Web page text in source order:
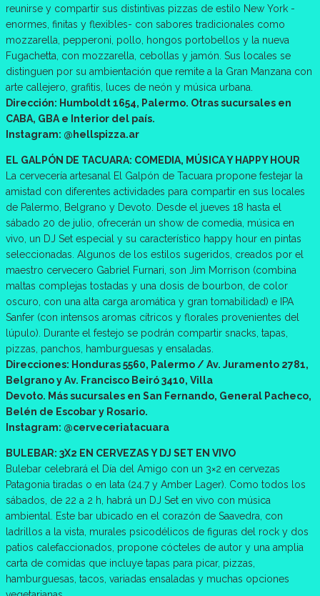
reunirse y compartir sus distintivas pizzas de estilo New York -
enormes, finitas y flexibles- con sabores tradicionales como
mozzarella, pepperoni, pollo, hongos portobellos y la nueva
Fugachetta, con mozzarella, cebollas y jamón. Sus locales se
distinguen por su ambientación que remite a la Gran Manzana con
arte callejero, grafitis, luces de neón y música urbana.
Dirección: Humboldt 1654, Palermo. Otras sucursales en
CABA, GBA e Interior del país.
Instagram: @hellspizza.ar
EL GALPÓN DE TACUARA: COMEDIA, MÚSICA Y HAPPY HOUR
La cervecería artesanal El Galpón de Tacuara propone festejar la
amistad con diferentes actividades para compartir en sus locales
de Palermo, Belgrano y Devoto. Desde el jueves 18 hasta el
sábado 20 de julio, ofrecerán un show de comedia, música en
vivo, un DJ Set especial y su característico happy hour en pintas
seleccionadas. Algunos de los estilos sugeridos, creados por el
maestro cervecero Gabriel Furnari, son Jim Morrison (combina
maltas complejas tostadas y una dosis de bourbon, de color
oscuro, con una alta carga aromática y gran tomabilidad) e IPA
Sanfer (con intensos aromas cítricos y florales provenientes del
lúpulo). Durante el festejo se podrán compartir snacks, tapas,
pizzas, panchos, hamburguesas y ensaladas.
Direcciones: Honduras 5560, Palermo / Av. Juramento 2781,
Belgrano y Av. Francisco Beiró 3410, Villa
Devoto. Más sucursales en San Fernando, General Pacheco,
Belén de Escobar y Rosario.
Instagram: @cerveceriatacuara
BULEBAR: 3X2 EN CERVEZAS Y DJ SET EN VIVO
Bulebar celebrará el Día del Amigo con un 3×2 en cervezas
Patagonia tiradas o en lata (24.7 y Amber Lager). Como todos los
sábados, de 22 a 2 h, habrá un DJ Set en vivo con música
ambiental. Este bar ubicado en el corazón de Saavedra, con
ladrillos a la vista, murales psicodélicos de figuras del rock y dos
patios calefaccionados, propone cócteles de autor y una amplia
carta de comidas que incluye tapas para picar, pizzas,
hamburguesas, tacos, variadas ensaladas y muchas opciones